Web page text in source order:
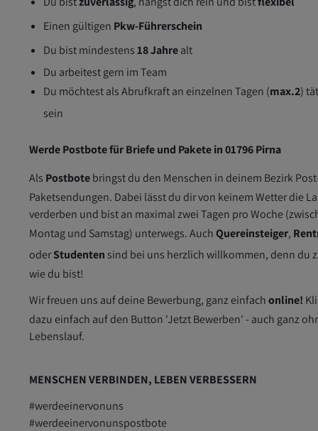
Einen gültigen Pkw-Führerschein
Du bist mindestens18 Jahrealt
Du arbeitest gern im Team
Du möchtest als Abrufkraft an einzelnen Tagen (max.2)
sein
Werde Postbote für Briefe und Pakete in 01796 Pirna
Als Postbotebringst du den Menschen in deinem Bezirk
Paketsendungen. Dabei lässt du dir von keinem Wetter die
verderben und bist an maximal zwei Tagen pro Woche
Montag und Samstag) unterwegs. AuchQuereinsteiger,
oderStudenten sind bei uns herzlich willkommen, denn du
wie du bist!
Wir freuen uns auf deine Bewerbung, ganz einfachonline!
dazu einfach auf den Button 'Jetzt Bewerben' - auch ganz
Lebenslauf.
MENSCHEN VERBINDEN, LEBEN VERBESSERN
#werdeeinervonuns
#werdeeinervonunspostbote